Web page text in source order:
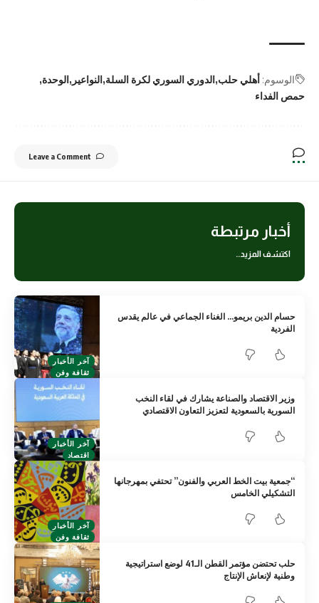
الوسوم: أهلي حلب الدوري السوري لكرة السلة النواعير الوحدة
حمص الفداء
Leave a Comment
أخبار مرتبطة
اكتشف المزيد..
آخر الأخبار
ثقافة وفن
حسام الدين بريمو… الغناء الجماعي في عالم يقدس
الفردية
آخر الأخبار
اقتصاد
وزير الاقتصاد والصناعة يشارك في لقاء النخب
السورية بالسعودية لتعزيز التعاون الاقتصادي
آخر الأخبار
ثقافة وفن
“جمعية بيت الخط العربي والفنون” تحتفي بمهرجانها
التشكيلي الخامس
حلب تحتضن مؤتمر القطن الـ41 لوضع استراتيجية
وطنية لإنعاش الإنتاج